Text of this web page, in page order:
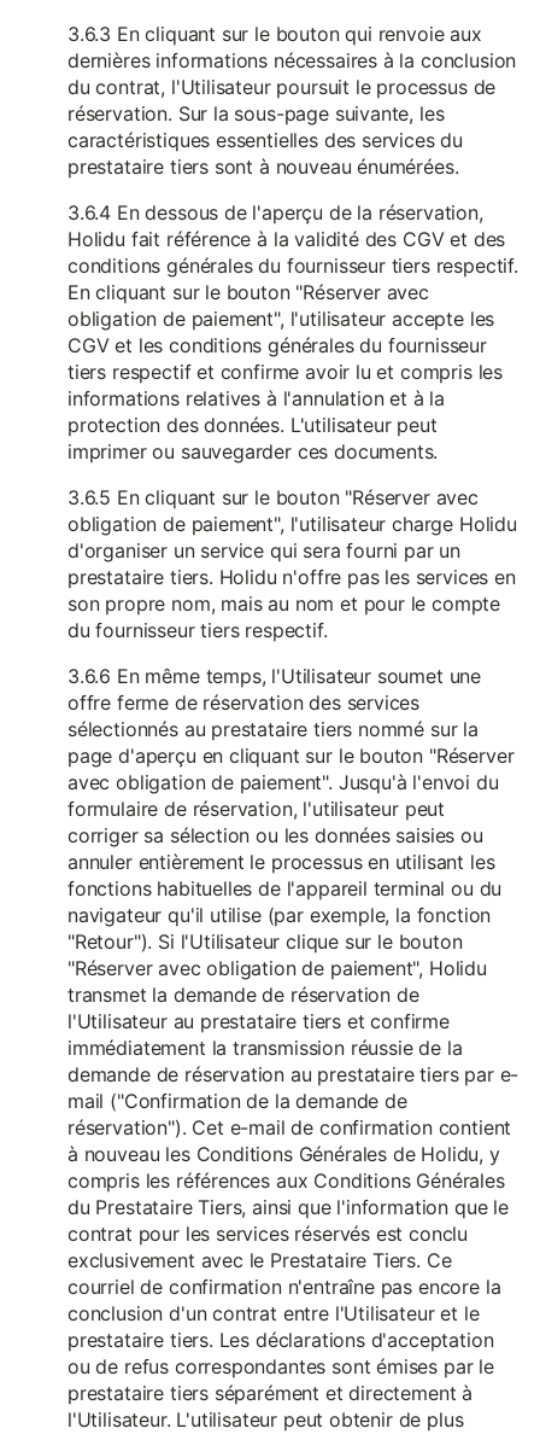
3.6.3 En cliquant sur le bouton qui renvoie aux
dernières informations nécessaires à la conclusion
du contrat, l'Utilisateur poursuit le processus de
réservation. Sur la sous-page suivante, les
caractéristiques essentielles des services du
prestataire tiers sont à nouveau énumérées.
3.6.4 En dessous de l'aperçu de la réservation,
Holidu fait référence à la validité des CGV et des
conditions générales du fournisseur tiers respectif.
En cliquant sur le bouton "Réserver avec
obligation de paiement", l'utilisateur accepte les
CGV et les conditions générales du fournisseur
tiers respectif et confirme avoir lu et compris les
informations relatives à l'annulation et à la
protection des données. L'utilisateur peut
imprimer ou sauvegarder ces documents.
3.6.5 En cliquant sur le bouton "Réserver avec
obligation de paiement", l'utilisateur charge Holidu
d'organiser un service qui sera fourni par un
prestataire tiers. Holidu n'offre pas les services en
son propre nom, mais au nom et pour le compte
du fournisseur tiers respectif.
3.6.6 En même temps, l'Utilisateur soumet une
offre ferme de réservation des services
sélectionnés au prestataire tiers nommé sur la
page d'aperçu en cliquant sur le bouton "Réserver
avec obligation de paiement". Jusqu'à l'envoi du
formulaire de réservation, l'utilisateur peut
corriger sa sélection ou les données saisies ou
annuler entièrement le processus en utilisant les
fonctions habituelles de l'appareil terminal ou du
navigateur qu'il utilise (par exemple, la fonction
"Retour"). Si l'Utilisateur clique sur le bouton
"Réserver avec obligation de paiement", Holidu
transmet la demande de réservation de
l'Utilisateur au prestataire tiers et confirme
immédiatement la transmission réussie de la
demande de réservation au prestataire tiers par e-
mail ("Confirmation de la demande de
réservation"). Cet e-mail de confirmation contient
à nouveau les Conditions Générales de Holidu, y
compris les références aux Conditions Générales
du Prestataire Tiers, ainsi que l'information que le
contrat pour les services réservés est conclu
exclusivement avec le Prestataire Tiers. Ce
courriel de confirmation n'entraîne pas encore la
conclusion d'un contrat entre l'Utilisateur et le
prestataire tiers. Les déclarations d'acceptation
ou de refus correspondantes sont émises par le
prestataire tiers séparément et directement à
l'Utilisateur. L'utilisateur peut obtenir de plus